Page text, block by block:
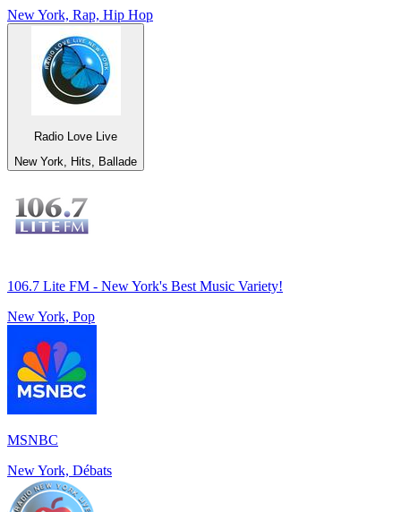
New York, Rap, Hip Hop
Radio Love Live
New York, Hits, Ballade
106.7 Lite FM - New York's Best Music Variety!
New York, Pop
MSNBC
New York, Débats